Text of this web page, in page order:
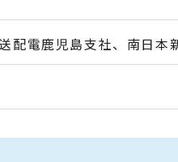
配電鹿児島支社、南日本